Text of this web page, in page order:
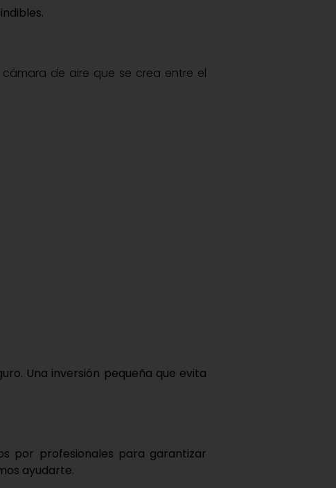
.
de aire que se crea entre el
Una inversión pequeña que evita
por profesionales para garantizar
ayudarte.